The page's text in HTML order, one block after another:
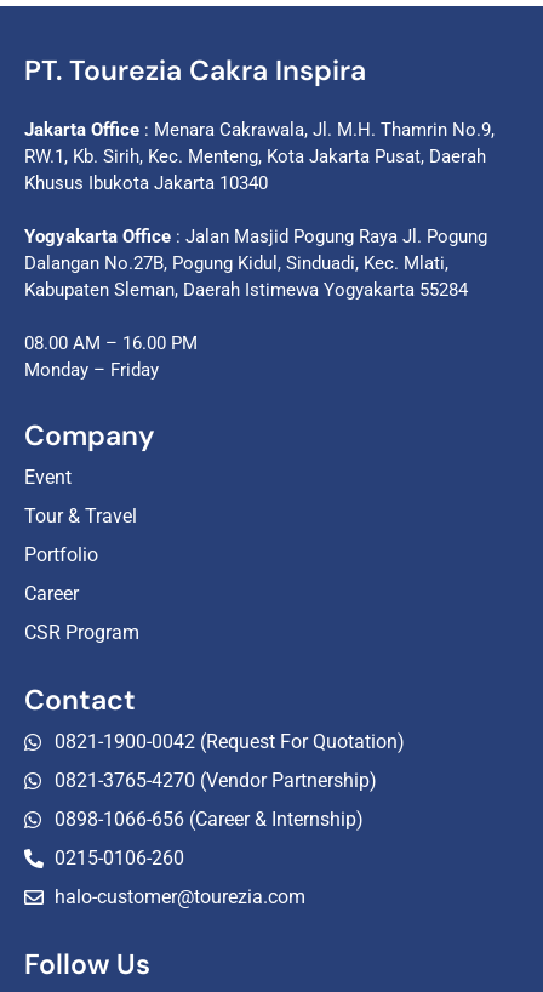
PT. Tourezia Cakra Inspira
Jakarta Office : Menara Cakrawala, Jl. M.H. Thamrin No.9,
RW.1, Kb. Sirih, Kec. Menteng, Kota Jakarta Pusat, Daerah
Khusus Ibukota Jakarta 10340
Yogyakarta Office : Jalan Masjid Pogung Raya Jl. Pogung
Dalangan No.27B, Pogung Kidul, Sinduadi, Kec. Mlati,
Kabupaten Sleman, Daerah Istimewa Yogyakarta 55284
08.00 AM – 16.00 PM
Monday – Friday
Company
Event
Tour & Travel
Portfolio
Career
CSR Program
Contact
0821-1900-0042 (Request For Quotation)
0821-3765-4270 (Vendor Partnership)
0898-1066-656 (Career & Internship)
0215-0106-260
halo-customer@tourezia.com
Follow Us